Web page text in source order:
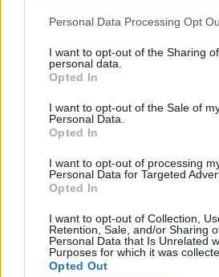
Personal Data Processing Opt
I want to opt-out of the Sharing
personal data.
Opted In
I want to opt-out of the Sale of
Personal Data.
Opted In
I want to opt-out of processing
Personal Data for Targeted
Opted In
I want to opt-out of Collection,
Retention, Sale, and/or Sharing
Personal Data that Is Unrelated
Purposes for which it was
Opted Out
μέχρι τις 17 Σεπτεμβρίου
αξίες, πορτοφόλι και
επιφάνεια παλιές πληγές
Πε, 6 Αυγ 2026 18:06